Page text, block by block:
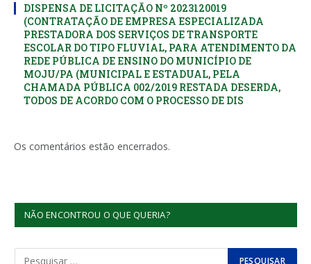
DISPENSA DE LICITAÇÃO Nº 2023120019
(CONTRATAÇÃO DE EMPRESA ESPECIALIZADA
PRESTADORA DOS SERVIÇOS DE TRANSPORTE
ESCOLAR DO TIPO FLUVIAL, PARA ATENDIMENTO DA
REDE PÚBLICA DE ENSINO DO MUNICÍPIO DE
MOJU/PA (MUNICIPAL E ESTADUAL, PELA
CHAMADA PÚBLICA 002/2019 RESTADA DESERDA,
TODOS DE ACORDO COM O PROCESSO DE DIS
Os comentários estão encerrados.
NÃO ENCONTROU O QUE QUERIA?